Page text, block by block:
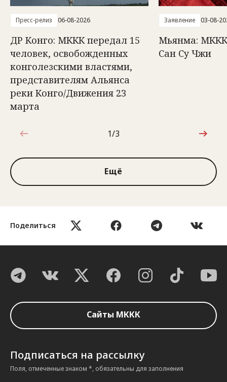
Поделиться
Пресс-релиз 06-08-2026
ДР Конго: МККК передал 15
человек, освобожденных
конголезскими властями,
представителям Альянса
реки Конго/Движения 23
марта
Заявление 03-08-
Мьянма:
Сан Су Чжи
1 из 3
1/3
Ещё
Сайты МККК
Подписаться на рассылку
Поля, отмеченные знаком *, обязательны для заполнения